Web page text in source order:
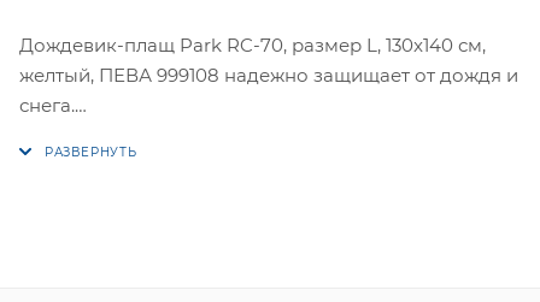
Дождевик-плащ Park RC-70, размер L, 130x140 см,
желтый, ПЕВА 999108 надежно защищает от дождя и
снега.